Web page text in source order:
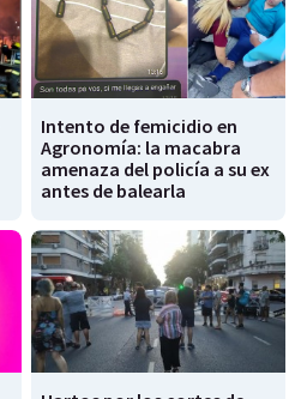
Intento de femicidio en
Agronomía: la macabra
amenaza del policía a su ex
antes de balearla